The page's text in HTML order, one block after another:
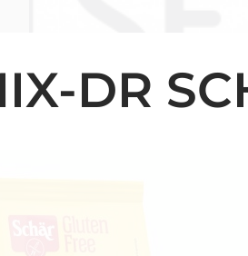
DR